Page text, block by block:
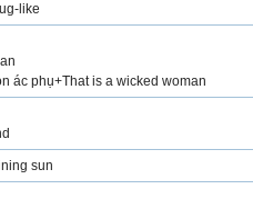
like
ác phụ+That is a wicked woman
sun